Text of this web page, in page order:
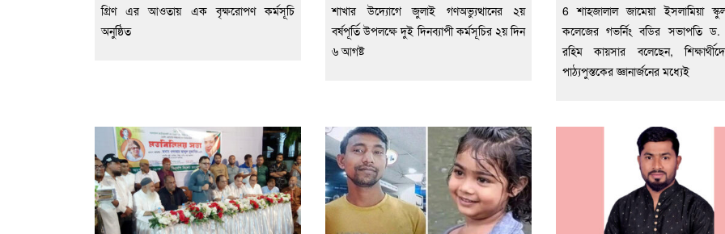
গ্রিণ এর আওতায় এক বৃক্ষরোপণ কর্মসূচি
অনুষ্ঠিত
শাখার উদ্যোগে জুলাই গণঅভ্যুত্থানের ২য়
বর্ষপূর্তি উপলক্ষে দুই দিনব্যাপী কর্মসূচির ২য় দিন
৬ আগষ্ট
6 শাহজালাল জামেয়া ইসলামিয়া
কলেজের গভর্নিং বডির সভাপতি
রহিম কায়সার বলেছেন,
পাঠ্যপুস্তকের জ্ঞানার্জনের মধ্যেই